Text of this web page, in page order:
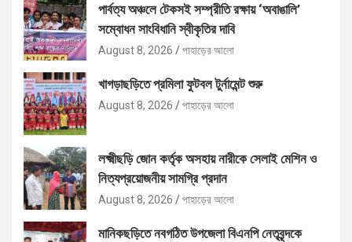
পার্বত্য অঞ্চলে টেকসই সম্প্রীতি রক্ষায় ‘অবাঙালি’
সম্বোধন সাংবিধানি স্বীকৃতির দাবি
August 8, 2026 পাহাড়ের আলো
খাগড়াছড়িতে প্রমিলা ফুটবল টুর্নামেন্ট শুরু
August 8, 2026 পাহাড়ের আলো
লক্ষ্মীছড়ি জোন কর্তৃক অসহায় নারীকে সেলাই মেশিন ও
নিত্যপ্রয়োজনীয় সামগ্রি প্রদান
August 8, 2026 পাহাড়ের আলো
মানিকছড়িতে নবগঠিত উপজেলা বিএনপি নেতৃবৃন্দকে